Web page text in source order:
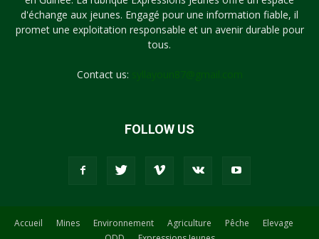
d'échange aux jeunes. Engagé pour une information fiable, il
promet une exploitation responsable et un avenir durable pour
tous.
Contact us:
FOLLOW US
Accueil Mines Environnement Agriculture Pêche
Elevage